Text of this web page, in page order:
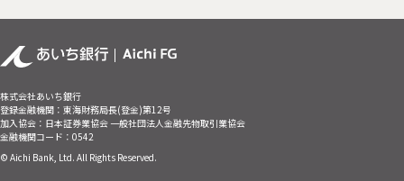
株式会社あいち銀行
登録金融機関：東海財務局長(登金)第12号
加入協会：日本証券業協会 一般社団法人金融先物取引業協会
金融機関コード：0542
© Aichi Bank, Ltd. All Rights Reserved.